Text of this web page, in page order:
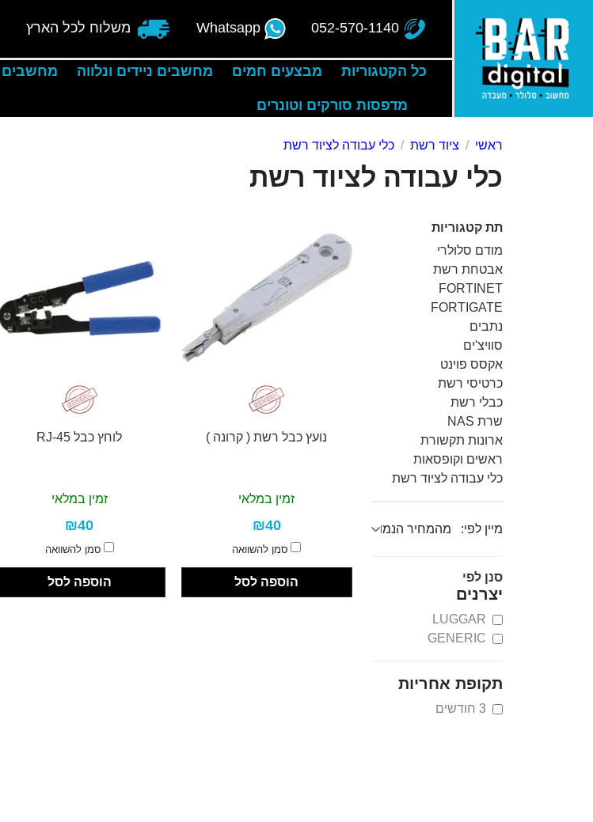
052-570-1140
Whatsapp משלוח לכל הארץ
כל הקטגוריות מבצעים חמים מחשבים ניידים ונלווה מחשבים
מדפסות סורקים וטונרים
ראשי ציוד רשת כלי עבודה לציוד רשת
כלי עבודה לציוד רשת
תת קטגוריות
מודם סלולרי
אבטחת רשת
FORTINET
FORTIGATE
נתבים
סוויצ'ים
אקסס פוינט
כרטיסי רשת
כבלי רשת
שרת NAS
ארונות תקשורת
ראשים וקופסאות
כלי עבודה לציוד רשת
מיין לפי:
סנן לפי
יצרנים
LUGGAR
GENERIC
תקופת אחריות
3 חודשים
נועץ כבל רשת ( קרונה )
זמין במלאי
₪40
סמן להשוואה
הוספה לסל
לוחץ כבל RJ-45
זמין במלאי
₪40
סמן להשוואה
הוספה לסל